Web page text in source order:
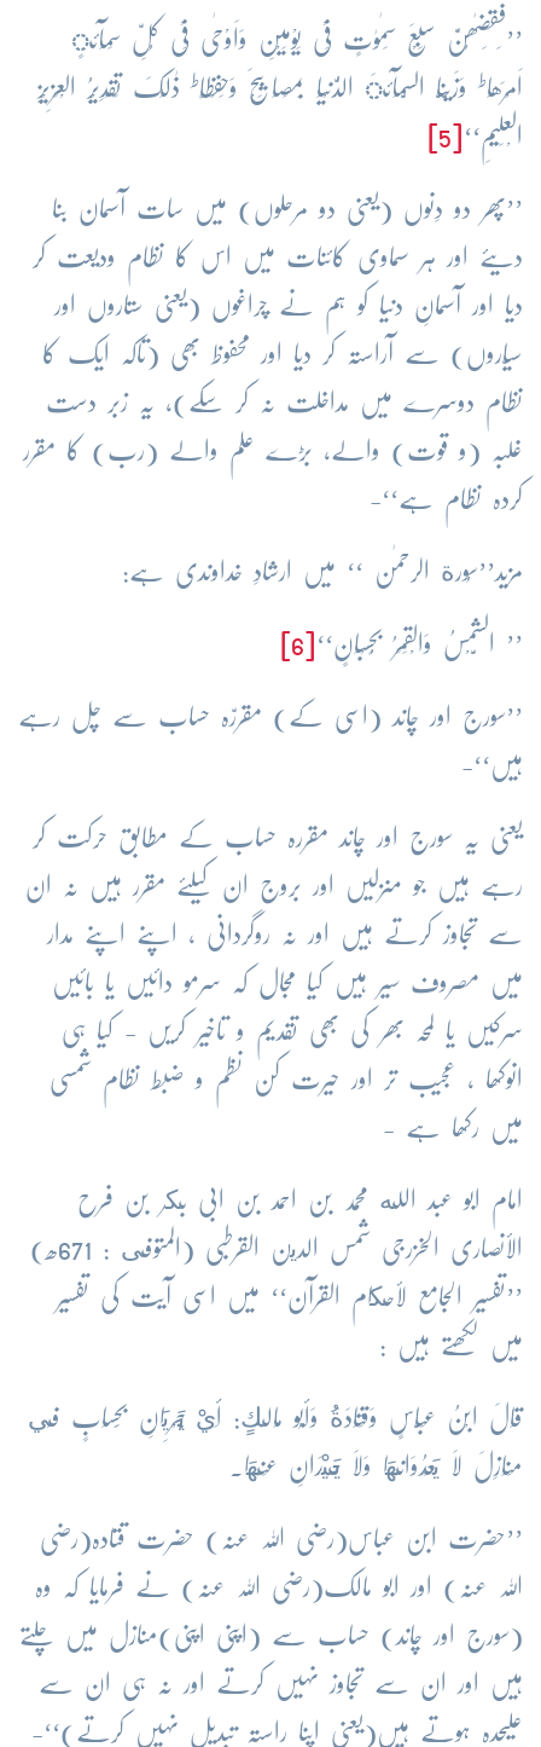
’’فَقَضٰھُنَّ سَبْعَ سَمٰوٰتٍ فِیْ یَوْمَیْنِ وَاَوْحٰی فِیْ کُلِّ سَمَآئٍ
اَمْرَھَاطوَزَیَّنَّا السَّمَآئَ الدُّنْیَا بِمَصَابِیْحَ وَحِفْظًاط ذٰلِکَ تَقْدِیْرُ الْعَزِیْزِ
الْعَلِیْمِ‘‘
’’پھر دو دِنوں (یعنی دو مرحلوں) میں سات آسمان بنا
دیئے اور ہر سماوی کائنات میں اس کا نظام ودیعت کر
دیا اور آسمانِ دنیا کو ہم نے چراغوں (یعنی ستاروں اور
سیّاروں) سے آراستہ کر دیا اور محفوظ بھی (تاکہ ایک کا
نظام دوسرے میں مداخلت نہ کر سکے)، یہ زبر دست
غلبہ (و قوت) والے، بڑے علم والے (رب) کا مقرر
کردہ نظام ہے‘‘-
مزید’’سُورة الرحمٰن ‘‘ میں ارشادِ خداوندی ہے:
’’ الشَّمْسُ وَالْقَمَرُ بِحُسْبَانٍ‘‘
’’سورج اور چاند (اسی کے) مقررّہ حساب سے چل رہے
ہیں‘‘-
یعنی یہ سورج اور چاند مقررہ حساب کے مطابق حرکت کر
رہے ہیں جو منزلیں اور بروج ان کیلئے مقرر ہیں نہ ان
سے تجاوز کرتے ہیں اور نہ روگردانی ، اپنے اپنے مدار
میں مصروف سیر ہیں کیا مجال کہ سرمو دائیں یا بائیں
سرکیں یا لمحہ بھر کی بھی تقدیم و تاخیر کریں - کیا ہی
انوکھا ، عجیب تر اور حیرت کن نظم و ضبط نظام شمسی
میں رکھا ہے -
امام ابو عبد الله محمد بن احمد بن ابی بكر بن فرح
الأنصاری الخزرجی شمس الدين القرطبی (المتوفى : 671ھ)
’’تفسیر الجامع لأحكام القرآن‘‘ میں اسی آیت کی تفسیر
میں لکھتے ہیں :
قَالَ ابْنُ عَبَّاسٍ وَقَتَادَةُ وَأَبُو مَالِكٍ: أَيْ يَجْرِيَانِ بِحِسَابٍ فِي
مَنَازِلَ لَا يَعْدُوَانِهَا وَلَا يَحِيْدَانِ عَنْهَا.
’’حضرت ابن عباس(رضی اللہ عنہ) حضرت قتادہ(رضی
اللہ عنہ) اور ابو مالک(رضی اللہ عنہ) نے فرمایا کہ وہ
(سورج اور چاند) حساب سے (اپنی اپنی)منازل میں چلتے
ہیں اور ان سے تجاوز نہیں کرتے اور نہ ہی ان سے
علیحدہ ہوتے ہیں(یعنی اپنا راستہ تبدیل نہیں کرتے)‘‘-